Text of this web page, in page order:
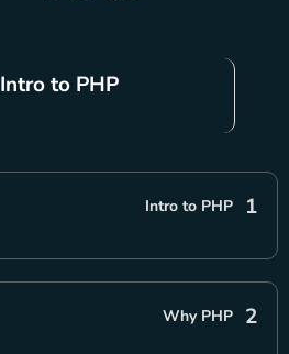
Intro to PHP
1
Intro to PHP
2
Why PHP